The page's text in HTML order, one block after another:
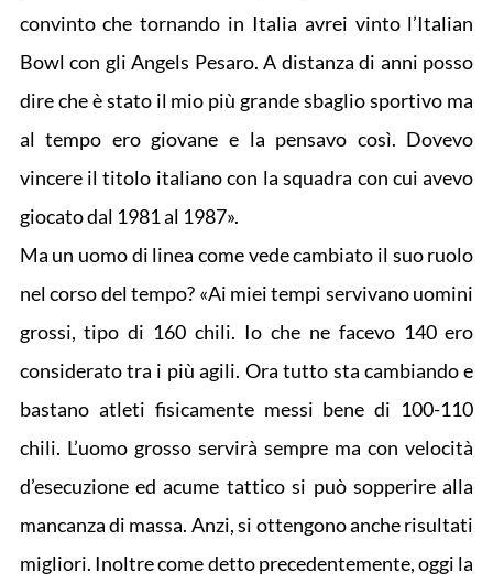
convinto che tornando in Italia avrei vinto l’Italian
Bowl con gli Angels Pesaro. A distanza di anni posso
dire che è stato il mio più grande sbaglio sportivo ma
al tempo ero giovane e la pensavo così. Dovevo
vincere il titolo italiano con la squadra con cui avevo
giocato dal 1981 al 1987».
Ma un uomo di linea come vede cambiato il suo ruolo
nel corso del tempo? «Ai miei tempi servivano uomini
grossi, tipo di 160 chili. Io che ne facevo 140 ero
considerato tra i più agili. Ora tutto sta cambiando e
bastano atleti fisicamente messi bene di 100-110
chili. L’uomo grosso servirà sempre ma con velocità
d’esecuzione ed acume tattico si può sopperire alla
mancanza di massa. Anzi, si ottengono anche risultati
migliori. Inoltre come detto precedentemente, oggi la